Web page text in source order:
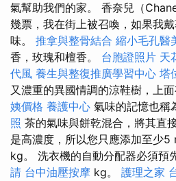
氣幫助我們的家。 香奈兒（
幾票，我在街上被召喚，如果我
味。 推拿與整骨結合 縮小毛孔醫
香，玫瑰和檀香。 台胞證照片 天
代風 養生與整復推廣學習中心 塔
又濃重的異國情調的涼鞋樹，上
姨價格 養護中心 氣味的記憶也稱
照 茶的氣味與餅乾混合，將其直
是高濃度，所以您只應添加至少
kg。 洗衣機的自動分配器必須預
請 台中油壓按摩 kg。 護理之家